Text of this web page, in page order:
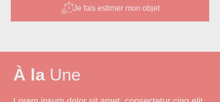
Je fais estimer mon objet
À laUne